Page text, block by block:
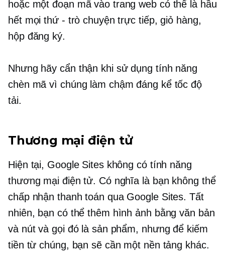
hoặc một đoạn mã vào trang web có thể là hầu
hết mọi thứ - trò chuyện trực tiếp, giỏ hàng,
hộp đăng ký.
Nhưng hãy cẩn thận khi sử dụng tính năng
chèn mã vì chúng làm chậm đáng kể tốc độ
tải.
Thương mại điện tử
Hiện tại, Google Sites không có tính năng
thương mại điện tử. Có nghĩa là bạn không thể
chấp nhận thanh toán qua Google Sites. Tất
nhiên, bạn có thể thêm hình ảnh bằng văn bản
và nút và gọi đó là sản phẩm, nhưng để kiếm
tiền từ chúng, bạn sẽ cần một nền tảng khác.